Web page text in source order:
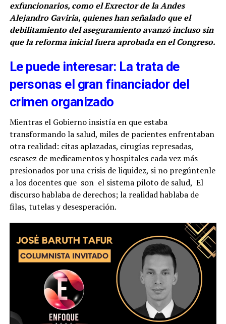
exfuncionarios, como el Exrector de la Andes
Alejandro Gaviria, quienes han señalado que el
debilitamiento del aseguramiento avanzó incluso sin
que la reforma inicial fuera aprobada en el Congreso.
Le puede interesar: La trata de
personas el gran financiador del
crimen organizado
Mientras el Gobierno insistía en que estaba
transformando la salud, miles de pacientes enfrentaban
otra realidad: citas aplazadas, cirugías represadas,
escasez de medicamentos y hospitales cada vez más
presionados por una crisis de liquidez, si no pregúntenle
a los docentes que son el sistema piloto de salud, El
discurso hablaba de derechos; la realidad hablaba de
filas, tutelas y desesperación.